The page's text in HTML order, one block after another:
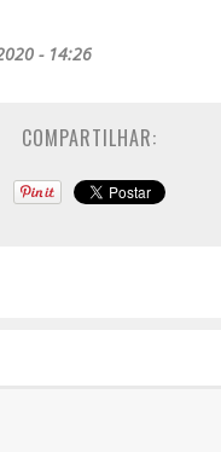
- 14:26
COMPARTILHAR: